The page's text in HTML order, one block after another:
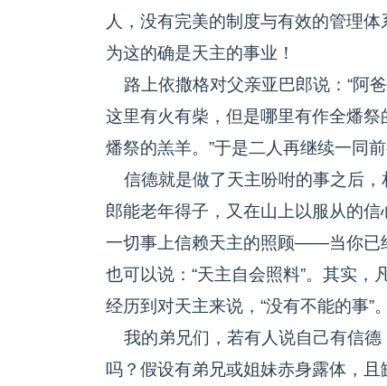
人，没有完美的制度与有效的管理
为这的确是天主的事业！
路上依撒格对父亲亚巴郎说：“阿爸
这里有火有柴，但是哪里有作全燔祭
燔祭的羔羊。”于是二人再继续一同
信德就是做了天主吩咐的事之后，
郎能老年得子，又在山上以服从的
一切事上信赖天主的照顾——当你已
也可以说：“天主自会照料”。其实
经历到对天主来说，“没有不能的事”
我的弟兄们，若有人说自己有信德
吗？假设有弟兄或姐妹赤身露体，